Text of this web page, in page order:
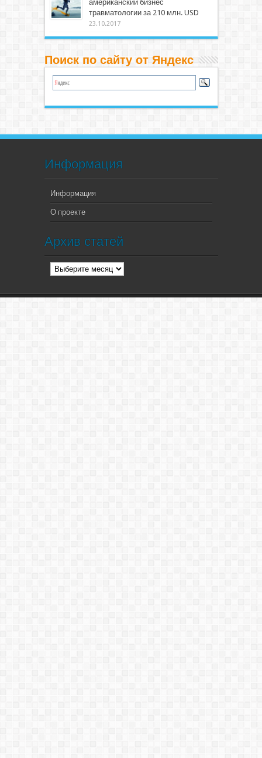
американский бизнес
травматологии за 210 млн. USD
23.10.2017
Поиск по сайту от Яндекс
Информация
Информация
О проекте
Архив статей
Архив
статей